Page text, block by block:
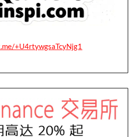
+U4rtywgsaTcyNjg1